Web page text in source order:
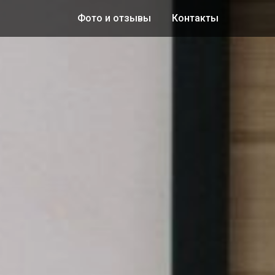
Фото и отзывы Контакты